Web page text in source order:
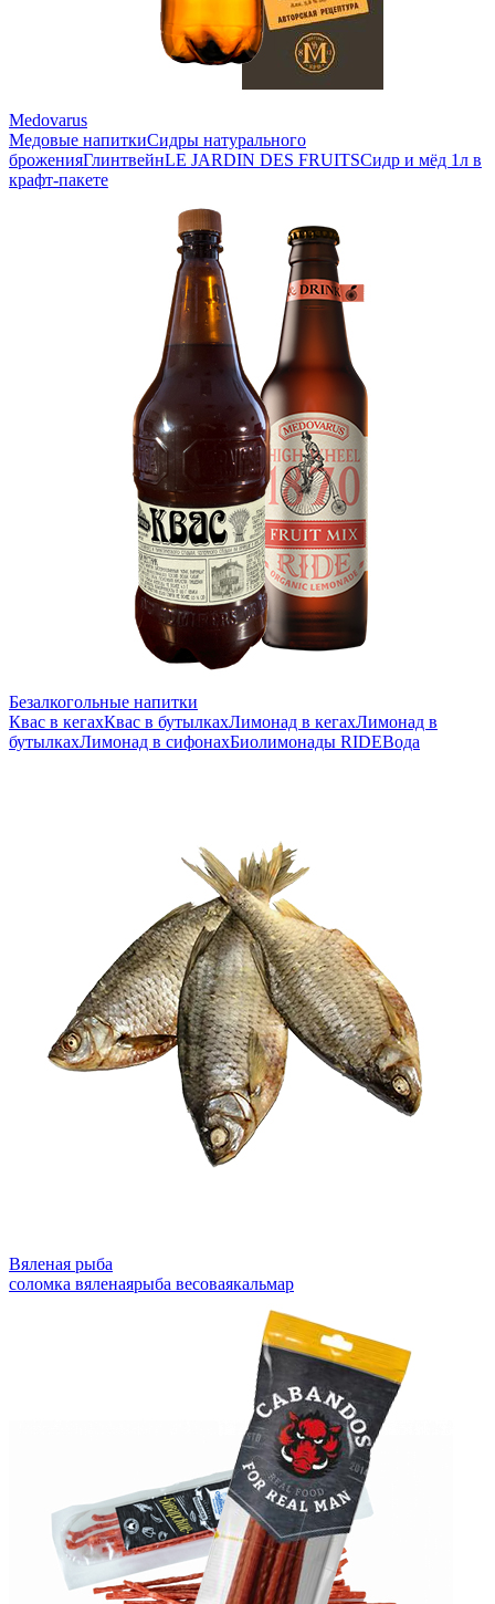
Medovarus
Медовые напиткиСидры натурального
броженияГлинтвейнLE JARDIN DES FRUITSСидр и мёд 1л в
крафт-пакете
Безалкогольные напитки
Квас в кегахКвас в бутылкахЛимонад в кегахЛимонад в
бутылкахЛимонад в сифонахБиолимонады RIDEВода
Вяленая рыба
соломка вяленаярыба весоваякальмар